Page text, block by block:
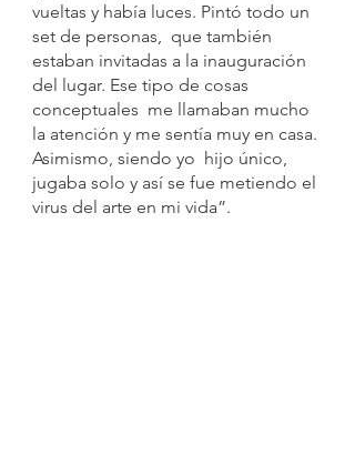
vueltas y había luces. Pintó todo un
set de personas,  que también
estaban invitadas a la inauguración
del lugar. Ese tipo de cosas
conceptuales  me llamaban mucho
la atención y me sentía muy en casa.
Asimismo, siendo yo  hijo único,
jugaba solo y así se fue metiendo el
virus del arte en mi vida”.